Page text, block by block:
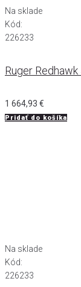
Na sklade
Kód:
226233
Ruger Redhawk
1 664,93 €
Pridať do košíka
Na sklade
Kód:
226233